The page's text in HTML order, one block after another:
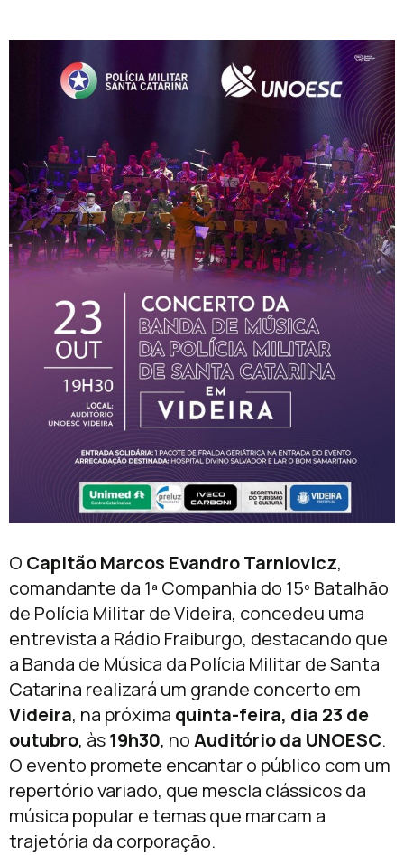
O Capitão Marcos Evandro Tarniovicz,
comandante da 1ª Companhia do 15º Batalhão
de Polícia Militar de Videira, concedeu uma
entrevista a Rádio Fraiburgo, destacando que
a Banda de Música da Polícia Militar de Santa
Catarina realizará um grande concerto em
Videira, na próxima quinta-feira, dia 23 de
outubro, às19h30, noAuditório da UNOESC.
O evento promete encantar o público com um
repertório variado, que mescla clássicos da
música popular e temas que marcam a
trajetória da corporação.